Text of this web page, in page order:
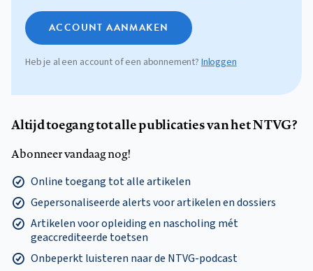
ACCOUNT AANMAKEN
Heb je al een account of een abonnement?Inloggen
Altijd toegang tot alle publicaties van het NTVG?
Abonneer vandaag nog!
Online toegang tot alle artikelen
Gepersonaliseerde alerts voor artikelen en dossiers
Artikelen voor opleiding en nascholing mét
geaccrediteerde toetsen
Onbeperkt luisteren naar de NTVG-podcast